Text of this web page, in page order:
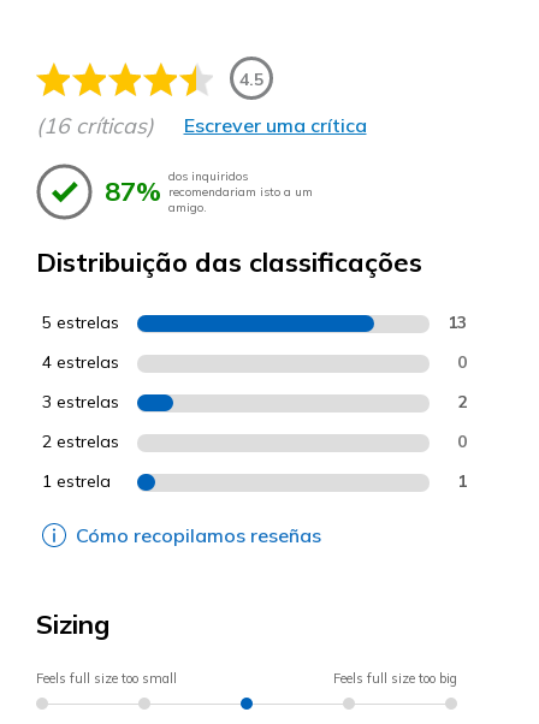
4.5
(16 críticas) Escrever uma crítica
87% dos inquiridos
recomendariam isto a um
amigo.
Distribuição das classificações
5 estrelas 13
4 estrelas 0
3 estrelas 2
2 estrelas 0
1 estrela 1
Cómo recopilamos reseñas
Sizing
Feels full size too small Feels full size too big